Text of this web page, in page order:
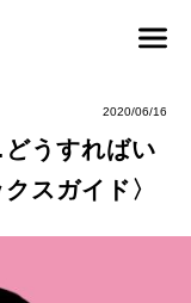
2020/06/16
うすればい
スガイド〉